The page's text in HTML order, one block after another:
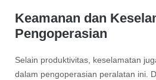
Keamanan dan
Pengoperasian
Selain produktivitas, keselamatan
dalam pengoperasian peralatan ini.